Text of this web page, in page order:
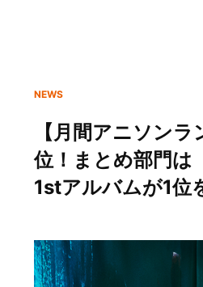
NEWS
【月間アニソン
位！まとめ部門は
1stアルバムが1位